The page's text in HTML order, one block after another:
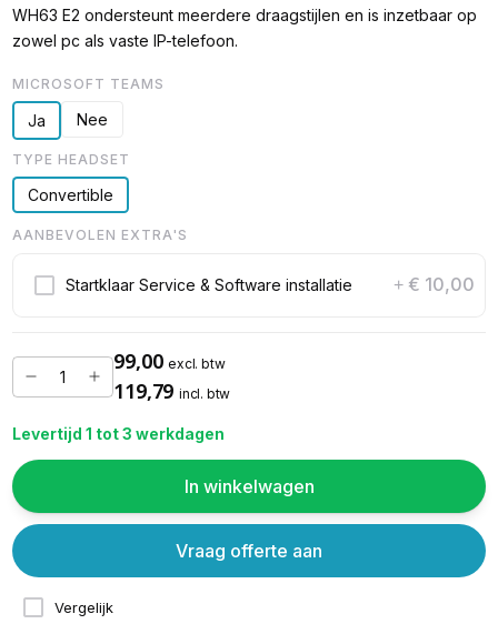
WH63 E2 ondersteunt meerdere draagstijlen en is inzetbaar op
zowel pc als vaste IP-telefoon.
MICROSOFT TEAMS
Ja Nee
TYPE HEADSET
Convertible
AANBEVOLEN EXTRA'S
Startklaar Service & Software installatie + € 10,00
99,00 excl. btw
119,79 incl. btw
Levertijd 1 tot 3 werkdagen
In winkelwagen
Vergelijk
Vraag offerte aan